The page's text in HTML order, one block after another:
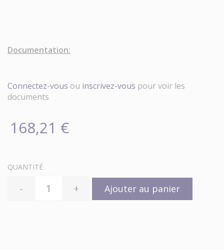
Documentation:
Connectez-vous ou inscrivez-vous pour voir les
documents
168,21 €
QUANTITÉ
- + Ajouter au panier